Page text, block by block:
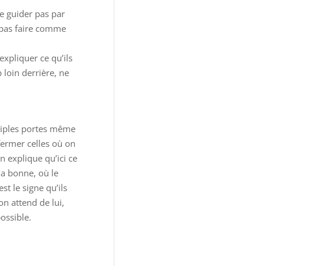
guider pas par
faire comme
ce qu’ils
loin derrière, ne
portes même
celles où on
explique qu’ici ce
bonne, où le
le signe qu’ils
attend de lui,